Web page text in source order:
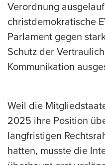
Verordnung
christdemokratische
Parlament gegen
Schutz der
Kommunikation
Weil die
2025 ihre Position
langfristigen
hatten, musste die